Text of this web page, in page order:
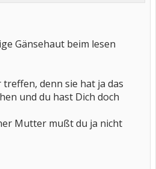
Gänsehaut beim lesen
denn sie hat ja das
und du hast Dich doch
Mutter mußt du ja nicht